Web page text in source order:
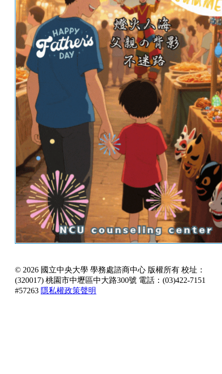
© 2026 國立中央大學 學務處諮商中心 版權所有 校址：
(320017) 桃園市中壢區中大路300號 電話：(03)422-7151
#57263 隱私權政策聲明